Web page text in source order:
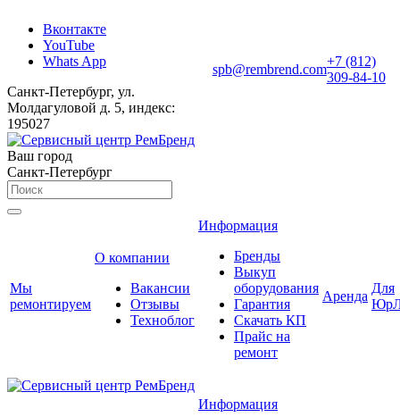
Вконтакте
YouTube
Whats App
Санкт-Петербург, ул.
Молдагуловой д. 5, индекс:
195027
spb@rembrend.com
+7 (812)
309-84-10
Ваш город
Санкт-Петербург
Мы
ремонтируем
О компании
Вакансии
Отзывы
Техноблог
Информация
Бренды
Выкуп
оборудования
Гарантия
Скачать КП
Прайс на
ремонт
Аренда
Для
Информация